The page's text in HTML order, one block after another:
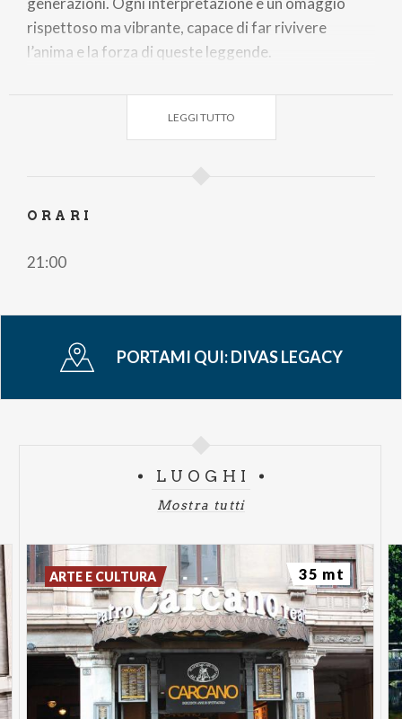
rispettoso ma vibrante, capace di far rivivere
l’anima e la forza di queste leggende.
Uno spettacolo pensato per emozionare, far ballare
e cantare il pubblico, trasformando il palco in
Un solo palco.
Un’unica emozione.
Un tributo che accende la leggenda.
Preparati a vivere…
Poltrona€ 28,00 Poltronissima
Poltronissima Vip€ 36,00
LEGGI TUTTO
ORARI
21:00
PORTAMI QUI:DIVAS LEGACY
LUOGHI
Mostra tutti
ARTE E CULTURA 35 mt